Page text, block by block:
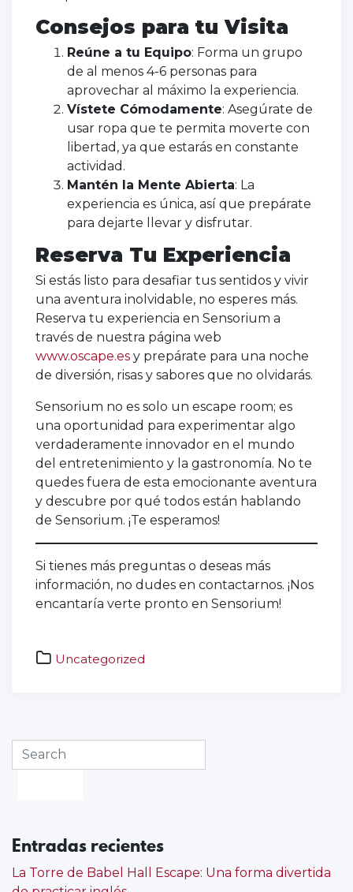
Consejos para tu Visita
Reúne a tu Equipo: Forma un grupo
de al menos 4-6 personas para
aprovechar al máximo la experiencia.
Vístete Cómodamente: Asegúrate de
usar ropa que te permita moverte con
libertad, ya que estarás en constante
actividad.
Mantén la Mente Abierta: La
experiencia es única, así que prepárate
para dejarte llevar y disfrutar.
Reserva Tu Experiencia
Si estás listo para desafiar tus sentidos y vivir
una aventura inolvidable, no esperes más.
Reserva tu experiencia en Sensorium a
través de nuestra página web
www.oscape.es y prepárate para una noche
de diversión, risas y sabores que no olvidarás.
Sensorium no es solo un escape room; es
una oportunidad para experimentar algo
verdaderamente innovador en el mundo
del entretenimiento y la gastronomía. No te
quedes fuera de esta emocionante aventura
y descubre por qué todos están hablando
de Sensorium. ¡Te esperamos!
Si tienes más preguntas o deseas más
información, no dudes en contactarnos. ¡Nos
encantaría verte pronto en Sensorium!
Uncategorized
escape
de
escape,
Entradas recientes
La Torre de Babel Hall Escape: Una forma divertida